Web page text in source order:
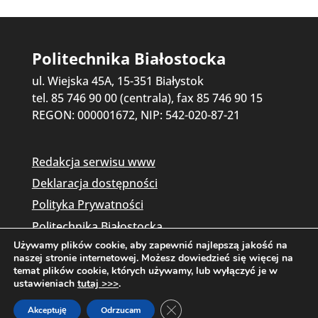
Politechnika Białostocka
ul. Wiejska 45A, 15-351 Białystok
tel. 85 746 90 00 (centrala), fax 85 746 90 15
REGON: 000001672, NIP: 542-020-87-21
Redakcja serwisu www
Deklaracja dostępności
Polityka Prywatności
Politechnika Białostocka
Copyright © 2026 Politechnika Białostocka
Używamy plików cookie, aby zapewnić najlepszą jakość na
naszej stronie internetowej. Możesz dowiedzieć się więcej na
temat plików cookie, których używamy, lub wyłączyć je w
ustawieniach tutaj >>>.
Akceptuję Odrzucam Zamknij panel powiadomień o